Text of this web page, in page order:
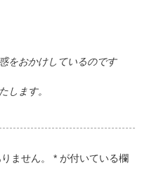
をおかけしているのです
します。
ません。
* が付いている欄